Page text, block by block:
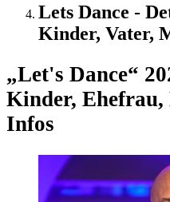
Lets Dance -
Kinder, Vater,
„Let's Dance“
Kinder,
Infos